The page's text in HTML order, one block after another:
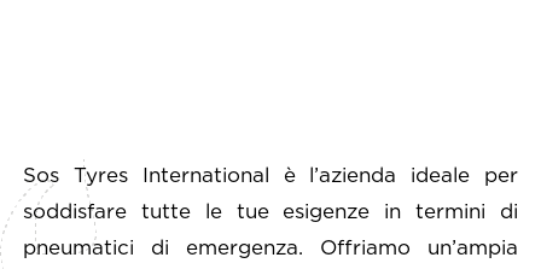
Sos Tyres International è l’azienda ideale per
soddisfare tutte le tue esigenze in termini di
pneumatici di emergenza. Offriamo un’ampia